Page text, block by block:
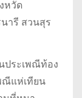
หวัด
ารี สวนสุร
ประเพณีท้อง
ณีแห่เทียน